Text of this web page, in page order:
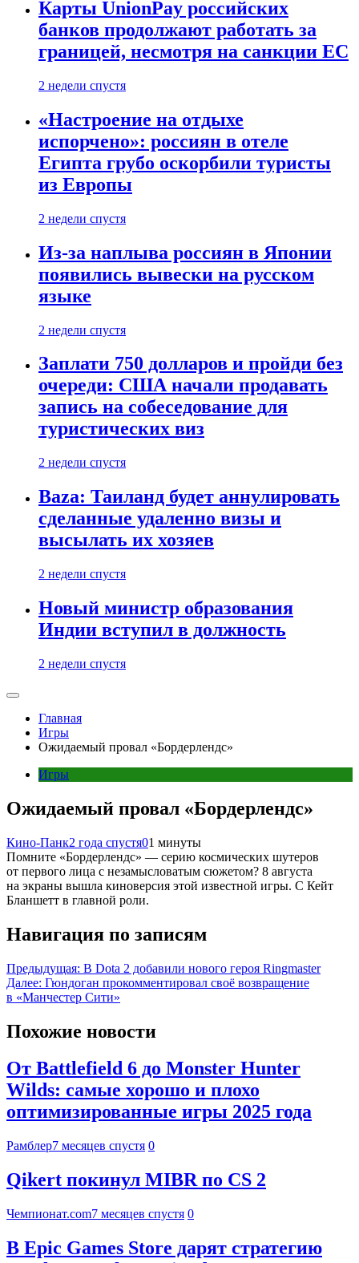
Карты UnionPay российских
банков продолжают работать за
границей, несмотря на санкции ЕС
2 недели спустя
«Настроение на отдыхе
испорчено»: россиян в отеле
Египта грубо оскорбили туристы
из Европы
2 недели спустя
Из-за наплыва россиян в Японии
появились вывески на русском
языке
2 недели спустя
Заплати 750 долларов и пройди без
очереди: США начали продавать
запись на собеседование для
туристических виз
2 недели спустя
Baza: Таиланд будет аннулировать
сделанные удаленно визы и
высылать их хозяев
2 недели спустя
Новый министр образования
Индии вступил в должность
2 недели спустя
Главная
Игры
Ожидаемый провал «Бордерлендс»
Игры
Ожидаемый провал «Бордерлендс»
Кино-Панк2 года спустя01 минуты
Помните «Бордерлендс» — серию космических шутеров
от первого лица с незамысловатым сюжетом? 8 августа
на экраны вышла киноверсия этой известной игры. С Кейт
Бланшетт в главной роли.
Навигация по записям
Предыдущая: В Dota 2 добавили нового героя Ringmaster
Далее: Гюндоган прокомментировал своё возвращение
в «Манчестер Сити»
Похожие новости
От Battlefield 6 до Monster Hunter
Wilds: самые хорошо и плохо
оптимизированные игры 2025 года
Рамблер7 месяцев спустя 0
Qikert покинул MIBR по CS 2
Чемпионат.com7 месяцев спустя 0
В Epic Games Store дарят стратегию